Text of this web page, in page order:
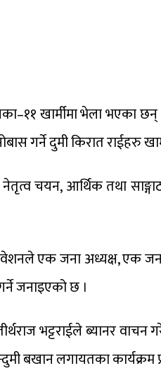
खार्मीमा भेला भएका छन्
गर्ने दुमी किरात राईहरु
चयन, आर्थिक तथा
एक जना अध्यक्ष, एक
जनाइएको छ ।
भट्टराईले ब्यानर वाचन
बखान लगायतका कार्यक्रम